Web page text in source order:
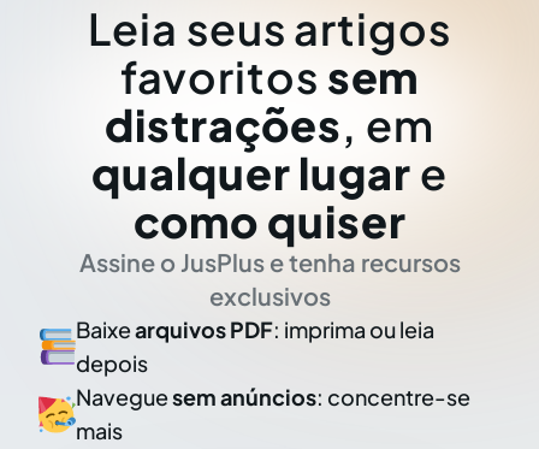
Leia seus artigos
favoritos sem
distrações, em
qualquer lugar e
como quiser
Assine o JusPlus e tenha recursos
exclusivos
Baixearquivos PDF: imprima ou leia
depois
Naveguesem anúncios: concentre-se
mais